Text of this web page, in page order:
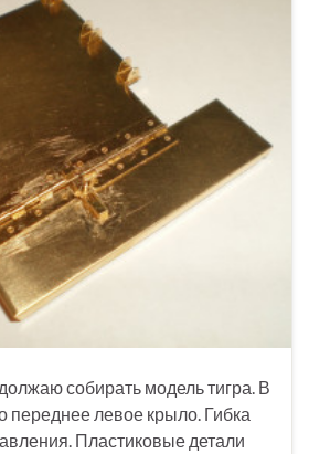
собирать модель тигра. В
переднее левое крыло. Гибка
Пластиковые детали